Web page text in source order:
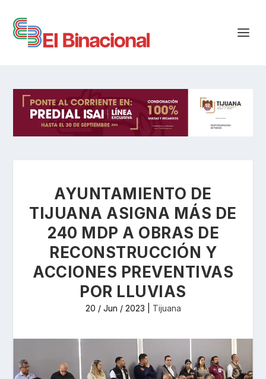
AYUNTAMIENTO DE
TIJUANA ASIGNA MÁS DE
240 MDP A OBRAS DE
RECONSTRUCCIÓN Y
ACCIONES PREVENTIVAS
POR LLUVIAS
20 / Jun / 2023 Tijuana